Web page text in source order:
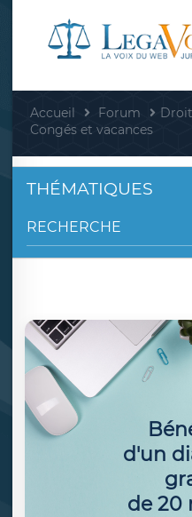
Accueil Forum
Congés et vacances
THÉMATIQUES
d'un
de 20